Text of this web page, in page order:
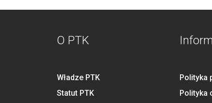
O PTK
Władze PTK
Statut PTK
Polityka
Polityka